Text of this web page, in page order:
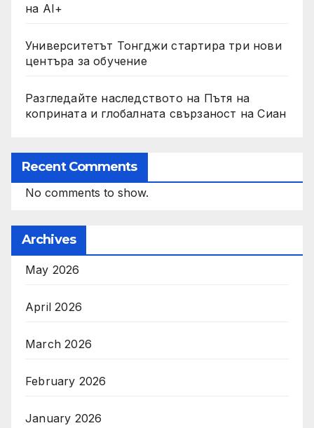
на AI+
Университетът Тонгджи стартира три нови
центъра за обучение
Разгледайте наследството на Пътя на
коприната и глобалната свързаност на Сиан
Recent Comments
No comments to show.
Archives
May 2026
April 2026
March 2026
February 2026
January 2026